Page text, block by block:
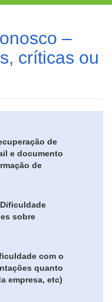
–
críticas ou
de
e documento
de
sobre
com o
quanto
empresa, etc)